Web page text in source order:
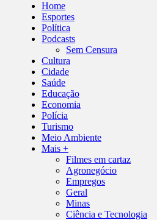
Home
Esportes
Política
Podcasts
Sem Censura
Cultura
Cidade
Saúde
Educação
Economia
Polícia
Turismo
Meio Ambiente
Mais +
Filmes em cartaz
Agronegócio
Empregos
Geral
Minas
Ciência e Tecnologia